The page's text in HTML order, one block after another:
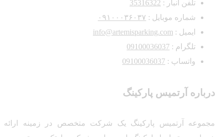
تلفن انبار :‌ 35316322
شماره موبایل : ۰۹۱۰۰۰۳۶۰۳۷
ایمیل : info@artemisparking.com
تلگرام : 09100036037
واتساپ : 09100036037
درباره آرتمیس پارکینگ
مجموعه آرتمیس پارکینگ یک شرکت متخصص در زمینه ارائه